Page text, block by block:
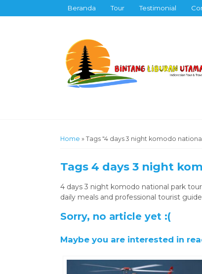
Beranda Tour Testimonial
Home » Tags "4 days 3 night komodo
Tags 4 days 3 night
4 days 3 night komodo national park
daily meals and professional tourist
Sorry, no article yet :(
Maybe you are interested in